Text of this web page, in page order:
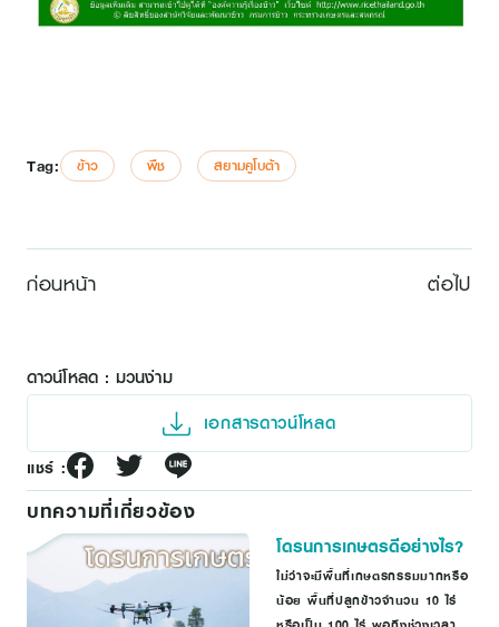
Tag: ข้าว พืช สยามคูโบต้า
ก่อนหน้า ต่อไป
ดาวน์โหลด : มวนง่าม
เอกสารดาวน์โหลด
แชร์ :
บทความที่เกี่ยวข้อง
โดรนการเกษตรดีอย่างไร?
ไม่ว่าจะมีพื้นที่เกษตรกรรมมากหรือ
น้อย พื้นที่ปลูกข้าวจำนวน 10 ไร่